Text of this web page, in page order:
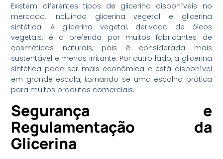
Existem diferentes tipos de glicerina disponíveis no
mercado, incluindo glicerina vegetal e glicerina
sintética. A glicerina vegetal, derivada de óleos
vegetais, é a preferida por muitos fabricantes de
cosméticos naturais, pois é considerada mais
sustentável e menos irritante. Por outro lado, a glicerina
sintética pode ser mais econômica e está disponível
em grande escala, tornando-se uma escolha prática
para muitos produtos comerciais.
Segurança e
Regulamentação da
Glicerina